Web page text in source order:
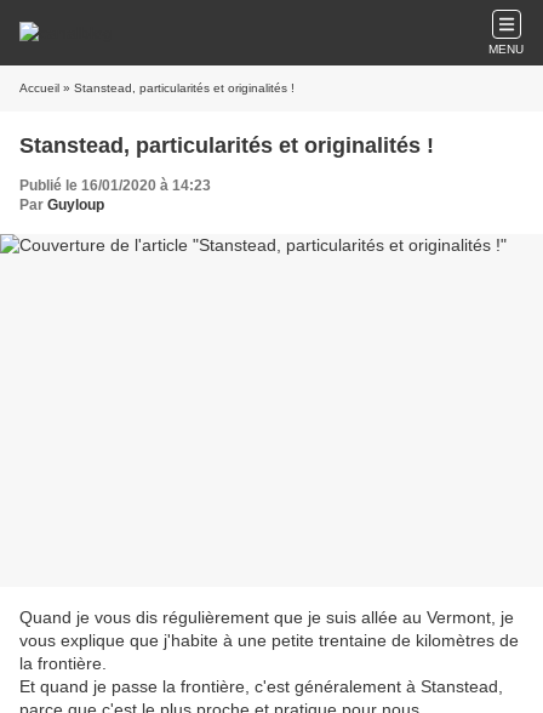
MENU
Accueil » Stanstead, particularités et originalités !
Stanstead, particularités et originalités !
Publié le 16/01/2020 à 14:23
Par Guyloup
Quand je vous dis régulièrement que je suis allée au Vermont, je
vous explique que j'habite à une petite trentaine de kilomètres de
la frontière.
Et quand je passe la frontière, c'est généralement à Stanstead,